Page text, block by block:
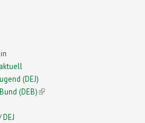
(DEJ)
(DEB)(link is external)